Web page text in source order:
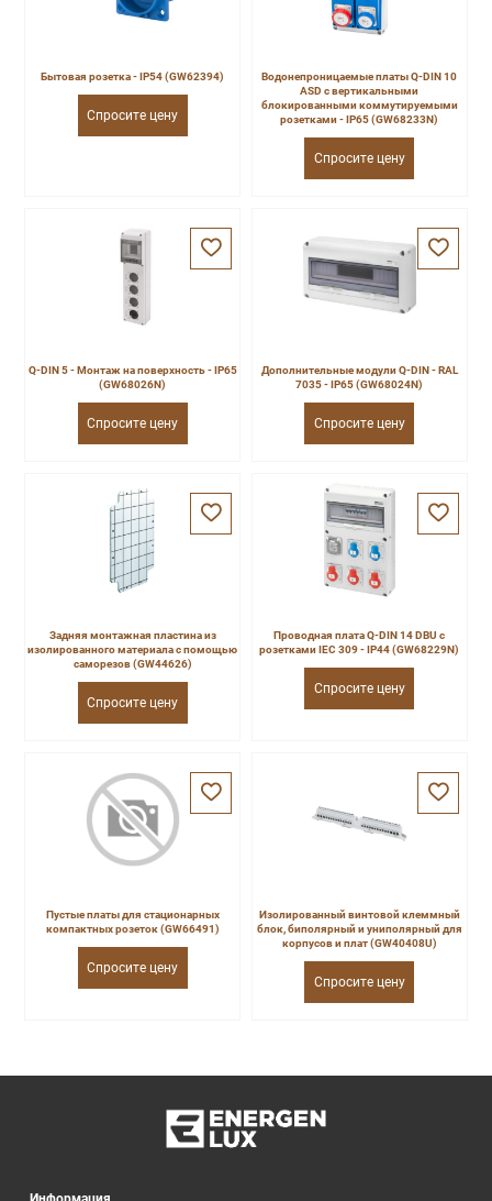
Бытовая розетка - IP54 (GW62394)
Спросите цену
Водонепроницаемые платы Q-DIN 10
ASD с вертикальными
блокированными коммутируемыми
розетками - IP65 (GW68233N)
Спросите цену
Q-DIN 5 - Монтаж на поверхность - IP65
(GW68026N)
Спросите цену
Дополнительные модули Q-DIN - RAL
7035 - IP65 (GW68024N)
Спросите цену
Задняя монтажная пластина из
изолированного материала с помощью
саморезов (GW44626)
Спросите цену
Проводная плата Q-DIN 14 DBU с
розетками IEC 309 - IP44 (GW68229N)
Спросите цену
Пустые платы для стационарных
компактных розеток (GW66491)
Спросите цену
Изолированный винтовой клеммный
блок, биполярный и униполярный для
корпусов и плат (GW40408U)
Спросите цену